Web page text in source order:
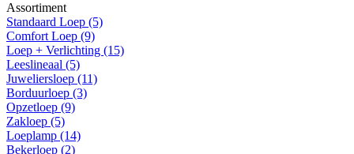
Assortiment
Standaard Loep (5)
Comfort Loep (9)
Loep + Verlichting (15)
Leeslineaal (5)
Juweliersloep (11)
Borduurloep (3)
Opzetloep (9)
Zakloep (5)
Loeplamp (14)
Bekerloep (2)